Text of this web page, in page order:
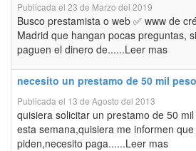
Publicada el 23 de Marzo del 2019
Busco prestamista o web ✅ www de
Madrid que hangan pocas preguntas,
paguen el dinero de......Leer mas
necesito un prestamo de 50 mil
Publicada el 13 de Agosto del 2013
quisiera solicitar un prestamo de 50
esta semana,quisiera me informen
piden,necesito paga......Leer mas